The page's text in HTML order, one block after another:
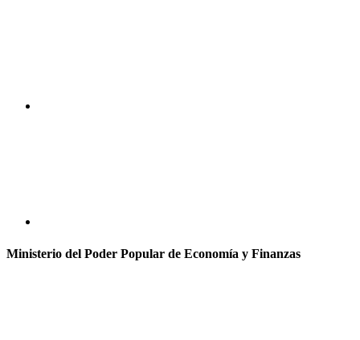
Ministerio del Poder Popular de Economía y Finanzas